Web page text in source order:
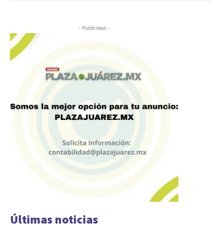
- Publicidad -
Últimas noticias